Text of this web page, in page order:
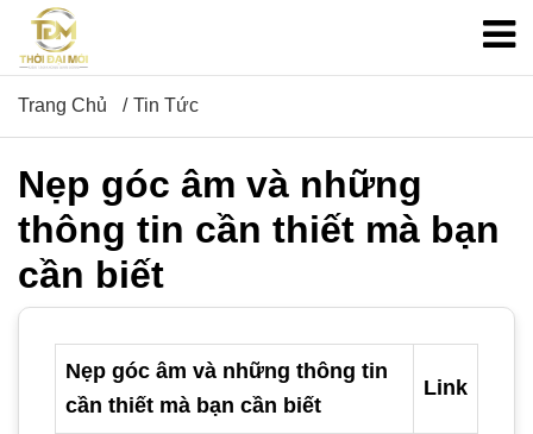
Trang Chủ Tin Tức
Nẹp góc âm và những
thông tin cần thiết mà bạn
cần biết
Nẹp góc âm và những thông tin
cần thiết mà bạn cần biết
Link